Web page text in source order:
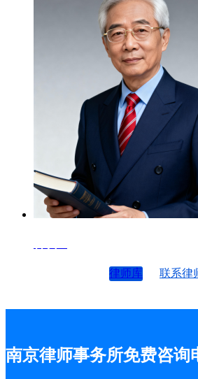
律师库 联系律
南京律师事务所免费咨询